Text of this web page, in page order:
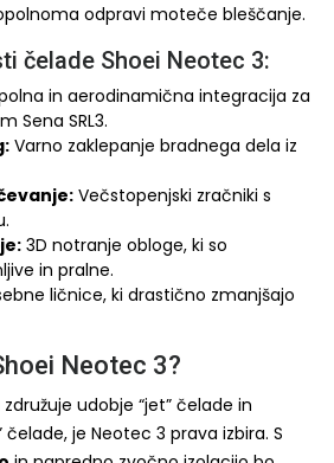
odpravi moteče bleščanje.
čelade Shoei Neotec 3:
in aerodinamična integracija za
Sena SRL3.
Varno zaklepanje bradnega dela iz
Večstopenjski zračniki s
3D notranje obloge, ki so
in pralne.
ličnice, ki drastično zmanjšajo
Neotec 3?
udobje “jet” čelade in
je Neotec 3 prava izbira. S